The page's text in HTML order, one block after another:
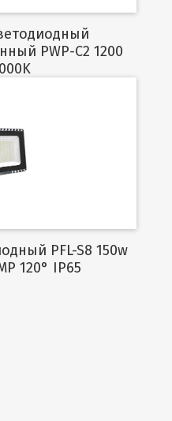
PWP-C2 1200
120° IP65